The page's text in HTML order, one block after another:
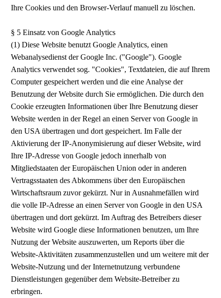
Ihre Cookies und den Browser-Verlauf manuell zu löschen.
§ 5 Einsatz von Google Analytics
(1) Diese Website benutzt Google Analytics, einen
Webanalysedienst der Google Inc. ("Google"). Google
Analytics verwendet sog. "Cookies", Textdateien, die auf Ihrem
Computer gespeichert werden und die eine Analyse der
Benutzung der Website durch Sie ermöglichen. Die durch den
Cookie erzeugten Informationen über Ihre Benutzung dieser
Website werden in der Regel an einen Server von Google in
den USA übertragen und dort gespeichert. Im Falle der
Aktivierung der IP-Anonymisierung auf dieser Website, wird
Ihre IP-Adresse von Google jedoch innerhalb von
Mitgliedstaaten der Europäischen Union oder in anderen
Vertragsstaaten des Abkommens über den Europäischen
Wirtschaftsraum zuvor gekürzt. Nur in Ausnahmefällen wird
die volle IP-Adresse an einen Server von Google in den USA
übertragen und dort gekürzt. Im Auftrag des Betreibers dieser
Website wird Google diese Informationen benutzen, um Ihre
Nutzung der Website auszuwerten, um Reports über die
Website-Aktivitäten zusammenzustellen und um weitere mit der
Website-Nutzung und der Internetnutzung verbundene
Dienstleistungen gegenüber dem Website-Betreiber zu
erbringen.